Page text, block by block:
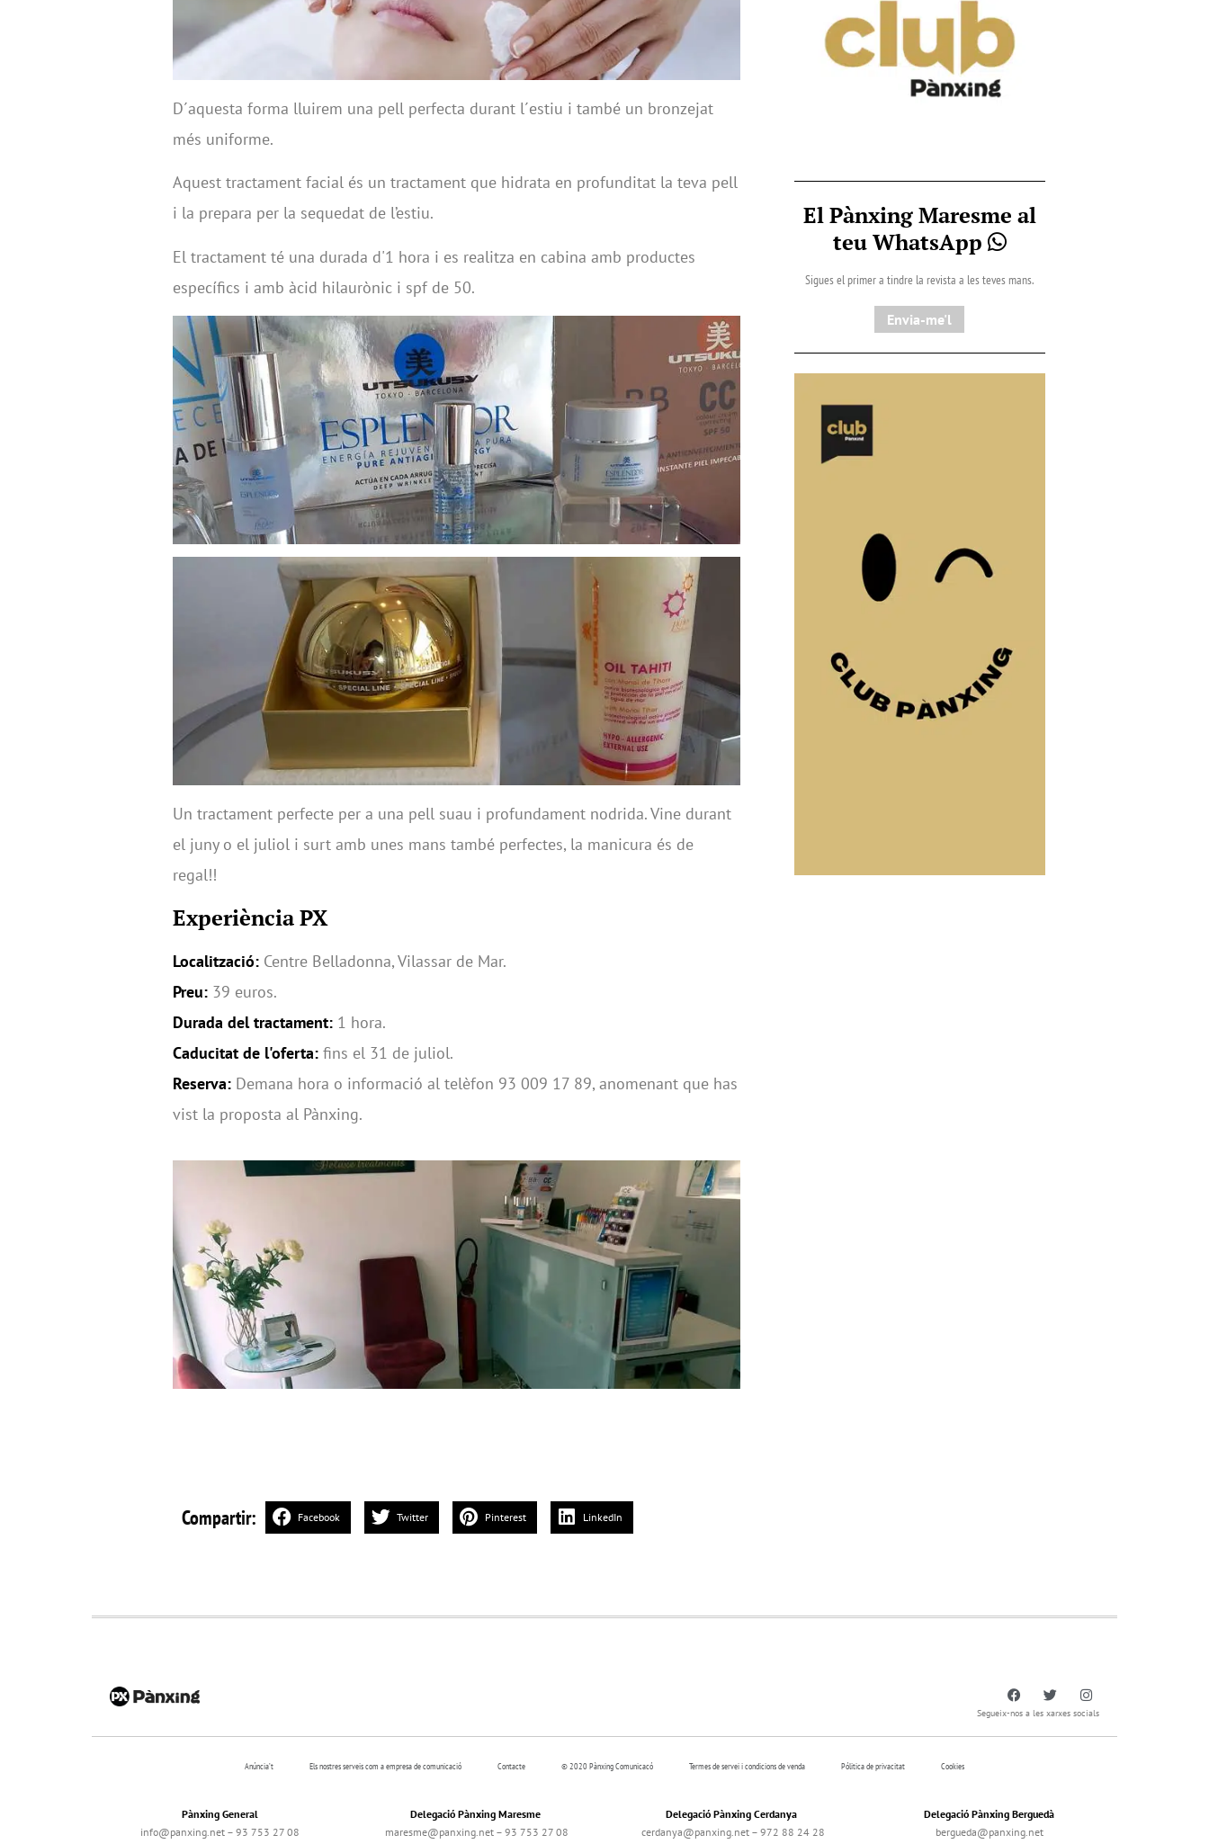
D´aquesta forma lluirem una pell perfecta durant l´estiu i també un bronzejat
més uniforme.
Aquest tractament facial és un tractament que hidrata en profunditat la teva pell
i la prepara per la sequedat de l’estiu.
El tractament té una durada d'1 hora i es realitza en cabina amb productes
específics i amb àcid hilaurònic i spf de 50.
Un tractament perfecte per a una pell suau i profundament nodrida. Vine durant
el juny o el juliol i surt amb unes mans també perfectes, la manicura és de
regal!!
Experiència PX
Localització: Centre Belladonna, Vilassar de Mar.
Preu: 39 euros.
Durada del tractament: 1 hora.
Caducitat de l'oferta: fins el 31 de juliol.
Reserva: Demana hora o informació al telèfon 93 009 17 89, anomenant que has
vist la proposta al Pànxing.
Compartir: Facebook Twitter Pinterest LinkedIn
El Pànxing Maresme al
teu WhatsApp
Sigues el primer a tindre la revista a les teves mans.
Envia-me'l
Segueix-nos a les xarxes socials
Anúncia’t Els nostres serveis com a empresa de comunicació Contacte © 2020 Pànxing Comunicacó Termes de servei i condicions de venda Pólitica de privacitat Cookies
Pànxing General
info@panxing.net – 93 753 27 08
Delegació Pànxing Maresme
maresme@panxing.net – 93 753 27 08
Delegació Pànxing Cerdanya
cerdanya@panxing.net – 972 88 24 28
Delegació Pànxing Berguedà
bergueda@panxing.net